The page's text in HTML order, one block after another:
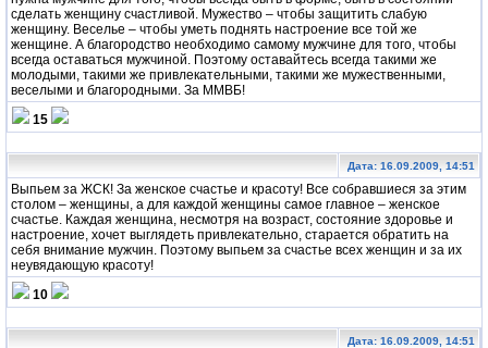
сделать женщину счастливой. Мужество – чтобы защитить слабую
женщину. Веселье – чтобы уметь поднять настроение все той же
женщине. А благородство необходимо самому мужчине для того, чтобы
всегда оставаться мужчиной. Поэтому оставайтесь всегда такими же
молодыми, такими же привлекательными, такими же мужественными,
веселыми и благородными. За ММВБ!
15
Дата: 16.09.2009, 14:51
Выпьем за ЖСК! За женское счастье и красоту! Все собравшиеся за этим
столом – женщины, а для каждой женщины самое главное – женское
счастье. Каждая женщина, несмотря на возраст, состояние здоровье и
настроение, хочет выглядеть привлекательно, старается обратить на
себя внимание мужчин. Поэтому выпьем за счастье всех женщин и за их
неувядающую красоту!
10
Дата: 16.09.2009, 14:51